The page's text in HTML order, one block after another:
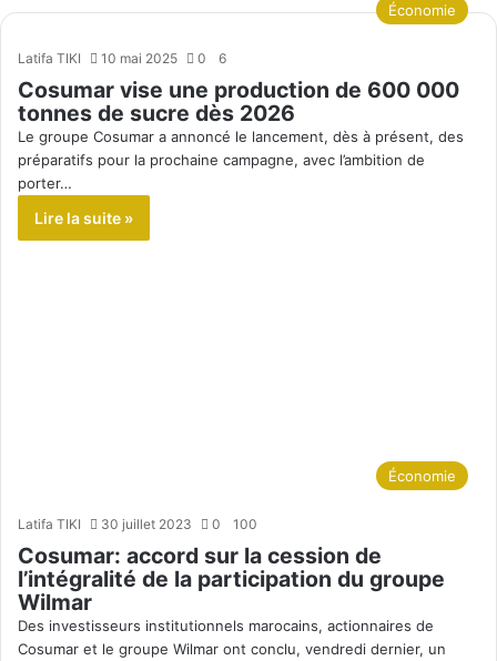
Économie
Latifa TIKI 10 mai 2025 0 6
Cosumar vise une production de 600 000
tonnes de sucre dès 2026
Le groupe Cosumar a annoncé le lancement, dès à présent, des
préparatifs pour la prochaine campagne, avec l’ambition de
porter…
Lire la suite »
Économie
Latifa TIKI 30 juillet 2023 0 100
Cosumar: accord sur la cession de
l’intégralité de la participation du groupe
Wilmar
Des investisseurs institutionnels marocains, actionnaires de
Cosumar et le groupe Wilmar ont conclu, vendredi dernier, un